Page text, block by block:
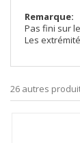
Remarque:
Pas fini sur
Les
26 autres